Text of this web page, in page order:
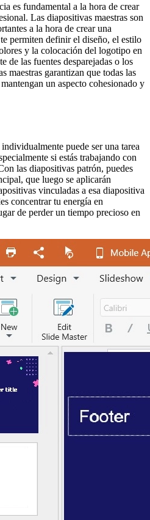
es fundamental a la hora de crear
Las diapositivas maestras son
a la hora de crear una
permiten definir el diseño, el estilo
y la colocación del logotipo en
de las fuentes desparejadas o los
maestras garantizan que todas las
un aspecto cohesionado y
puede ser una tarea
si estás trabajando con
las diapositivas patrón, puedes
que luego se aplicarán
vinculadas a esa diapositiva
concentrar tu energía en
de perder un tiempo precioso en